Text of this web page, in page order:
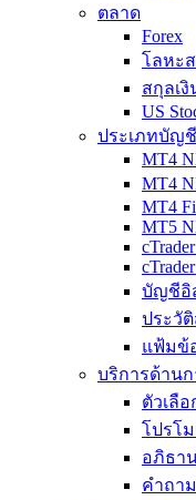
ตลาด
Forex
โลหะ
สกุลเ
US
ประเภทบัญชี
MT4
MT4
MT4
MT5
บัญชีอิ
ประวั
แฟ้มข้
บริการด้าน
ตัวเลื
โปรโ
อภิธา
คำถา